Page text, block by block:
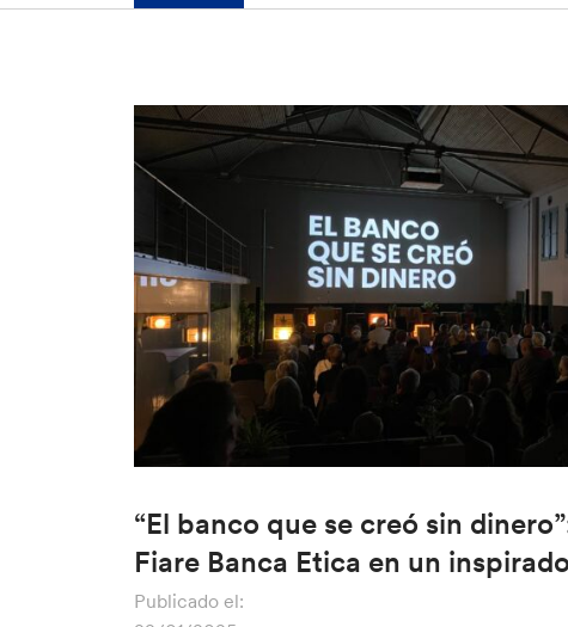
“El banco que se creó sin
Fiare Banca Etica en un
Publicado el: